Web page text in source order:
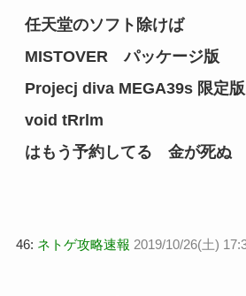
任天堂のソフト除けば
MISTOVER パッケージ版
Projecj diva MEGA39s 限定版
void tRrlm
はもう予約してる 金が死ぬ
46: ネトゲ攻略速報 2019/10/26(土)